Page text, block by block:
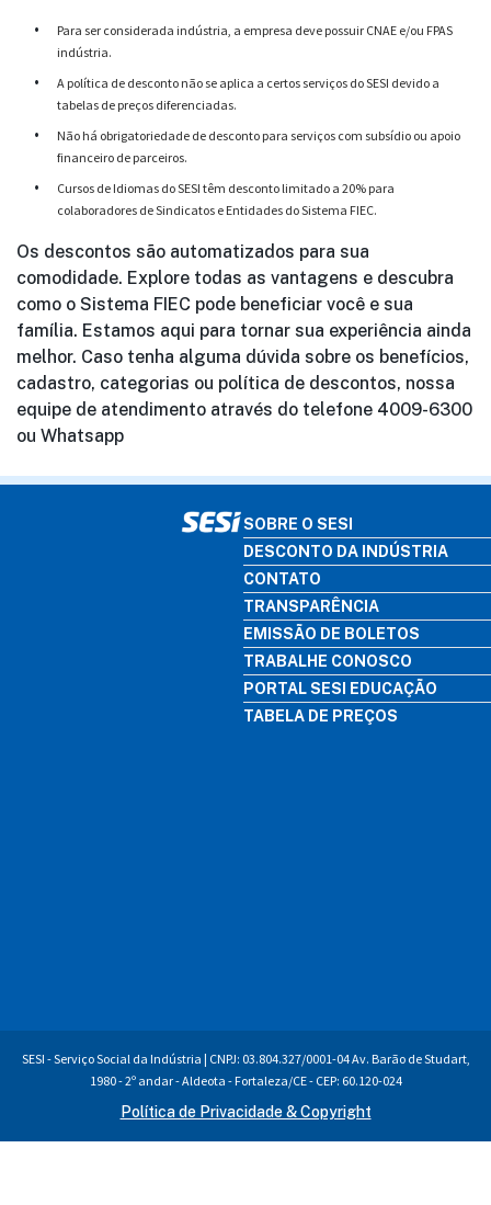
•
Para ser considerada indústria, a empresa deve possuir CNAE e/ou FPAS
indústria.
•
A política de desconto não se aplica a certos serviços do SESI devido a
tabelas de preços diferenciadas.
•
Não há obrigatoriedade de desconto para serviços com subsídio ou apoio
financeiro de parceiros.
•
Cursos de Idiomas do SESI têm desconto limitado a 20% para
colaboradores de Sindicatos e Entidades do Sistema FIEC.
Os descontos são automatizados para sua
comodidade. Explore todas as vantagens e descubra
como o Sistema FIEC pode beneficiar você e sua
família. Estamos aqui para tornar sua experiência ainda
melhor. Caso tenha alguma dúvida sobre os benefícios,
cadastro, categorias ou política de descontos, nossa
equipe de atendimento através do telefone 4009-6300
ou Whatsapp
SOBRE O SESI
DESCONTO DA INDÚSTRIA
CONTATO
TRANSPARÊNCIA
EMISSÃO DE BOLETOS
TRABALHE CONOSCO
PORTAL SESI EDUCAÇÃO
TABELA DE PREÇOS
SESI - Serviço Social da Indústria | CNPJ: 03.804.327/0001-04 Av. Barão de Studart,
1980 - 2º andar - Aldeota - Fortaleza/CE - CEP: 60.120-024
Política de Privacidade & Copyright